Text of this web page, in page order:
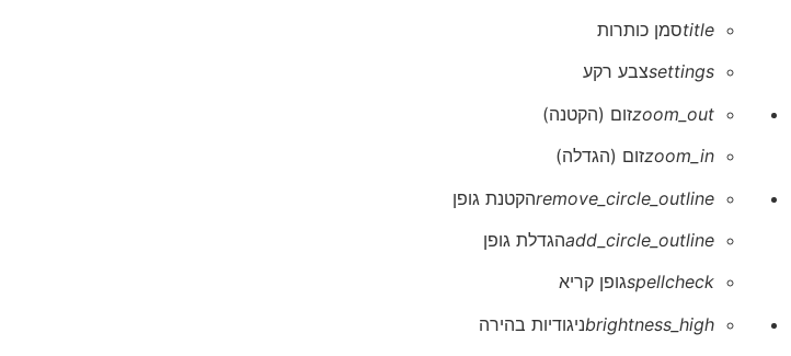
titleסמן כותרות
settingsצבע רקע
zoom_outזום (הקטנה)
zoom_inזום (הגדלה)
remove_circle_outlineהקטנת גופן
add_circle_outlineהגדלת גופן
spellcheckגופן קריא
brightness_highניגודיות בהירה